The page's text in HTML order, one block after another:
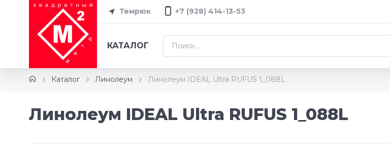
Темрюк +7 (928) 414-13-53
КАТАЛОГ
Каталог Линолеум Линолеум IDEAL Ultra RUFUS 1_088L
Линолеум IDEAL Ultra RUFUS 1_088L